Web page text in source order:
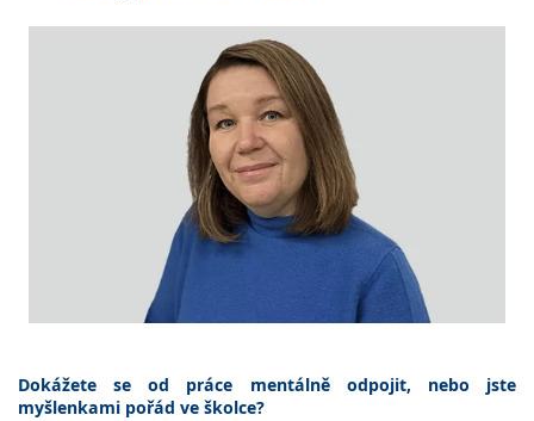
Dokážete se od práce mentálně odpojit, nebo jste
myšlenkami pořád ve školce?